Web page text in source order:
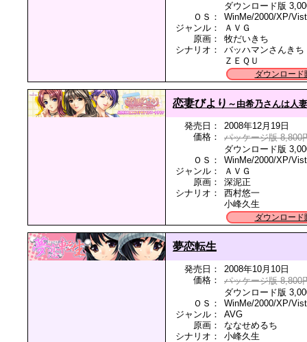
ダウンロード版
ＯＳ：
WinMe/2000/XP/
ジャンル：
ＡＶＧ
原画：
牧だいきち
シナリオ：
バッハマンさんきち
ＺＥＱＵ
ダウンロード
恋妻びより ～由希乃さんは人
発売日：
2008年12月19日
価格：
パッケージ版 8,800
ダウンロード版
ＯＳ：
WinMe/2000/XP/
ジャンル：
ＡＶＧ
原画：
深泥正
シナリオ：
西村悠一
小峰久生
ダウンロード
夢恋転生
発売日：
2008年10月10日
価格：
パッケージ版 8,800
ダウンロード版
ＯＳ：
WinMe/2000/XP/
ジャンル：
AVG
原画：
ななせめるち
シナリオ：
小峰久生